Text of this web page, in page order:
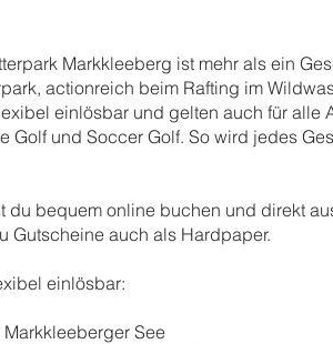
Markkleeberg ist mehr als ein
actionreich beim Rafting im
einlösbar und gelten auch für alle
Golf und Soccer Golf. So wird jedes
du bequem online buchen und direkt
Gutscheine auch als Hardpaper.
einlösbar:
See